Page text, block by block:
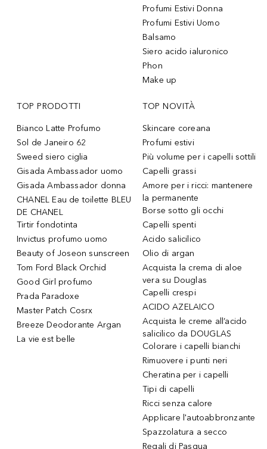
Profumi Estivi Donna
Profumi Estivi Uomo
Balsamo
Siero acido ialuronico
Phon
Make up
TOP PRODOTTI
Bianco Latte Profumo
Sol de Janeiro 62
Sweed siero ciglia
Gisada Ambassador uomo
Gisada Ambassador donna
CHANEL Eau de toilette BLEU
DE CHANEL
Tirtir fondotinta
Invictus profumo uomo
Beauty of Joseon sunscreen
Tom Ford Black Orchid
Good Girl profumo
Prada Paradoxe
Master Patch Cosrx
Breeze Deodorante Argan
La vie est belle
TOP NOVITÀ
Skincare coreana
Profumi estivi
Più volume per i capelli sottili
Capelli grassi
Amore per i ricci: mantenere
la permanente
Borse sotto gli occhi
Capelli spenti
Acido salicilico
Olio di argan
Acquista la crema di aloe
vera su Douglas
Capelli crespi
ACIDO AZELAICO
Acquista le creme all’acido
salicilico da DOUGLAS
Colorare i capelli bianchi
Rimuovere i punti neri
Cheratina per i capelli
Tipi di capelli
Ricci senza calore
Applicare l'autoabbronzante
Spazzolatura a secco
Regali di Pasqua